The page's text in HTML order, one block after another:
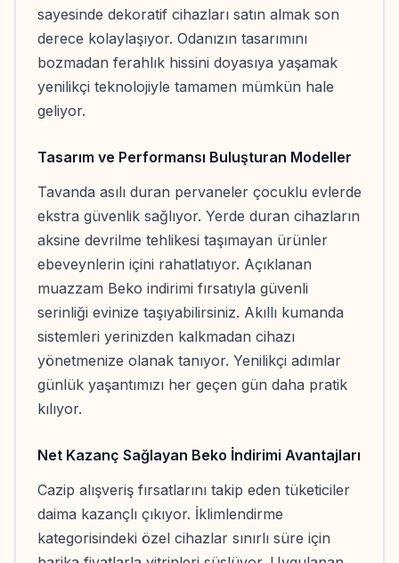
sayesinde dekoratif cihazları satın almak son
derece kolaylaşıyor. Odanızın tasarımını
bozmadan ferahlık hissini doyasıya yaşamak
yenilikçi teknolojiyle tamamen mümkün hale
geliyor.
Tasarım ve Performansı Buluşturan Modeller
Tavanda asılı duran pervaneler çocuklu evlerde
ekstra güvenlik sağlıyor. Yerde duran cihazların
aksine devrilme tehlikesi taşımayan ürünler
ebeveynlerin içini rahatlatıyor. Açıklanan
muazzam Beko indirimi fırsatıyla güvenli
serinliği evinize taşıyabilirsiniz. Akıllı kumanda
sistemleri yerinizden kalkmadan cihazı
yönetmenize olanak tanıyor. Yenilikçi adımlar
günlük yaşantımızı her geçen gün daha pratik
kılıyor.
Net Kazanç Sağlayan Beko İndirimi Avantajları
Cazip alışveriş fırsatlarını takip eden tüketiciler
daima kazançlı çıkıyor. İklimlendirme
kategorisindeki özel cihazlar sınırlı süre için